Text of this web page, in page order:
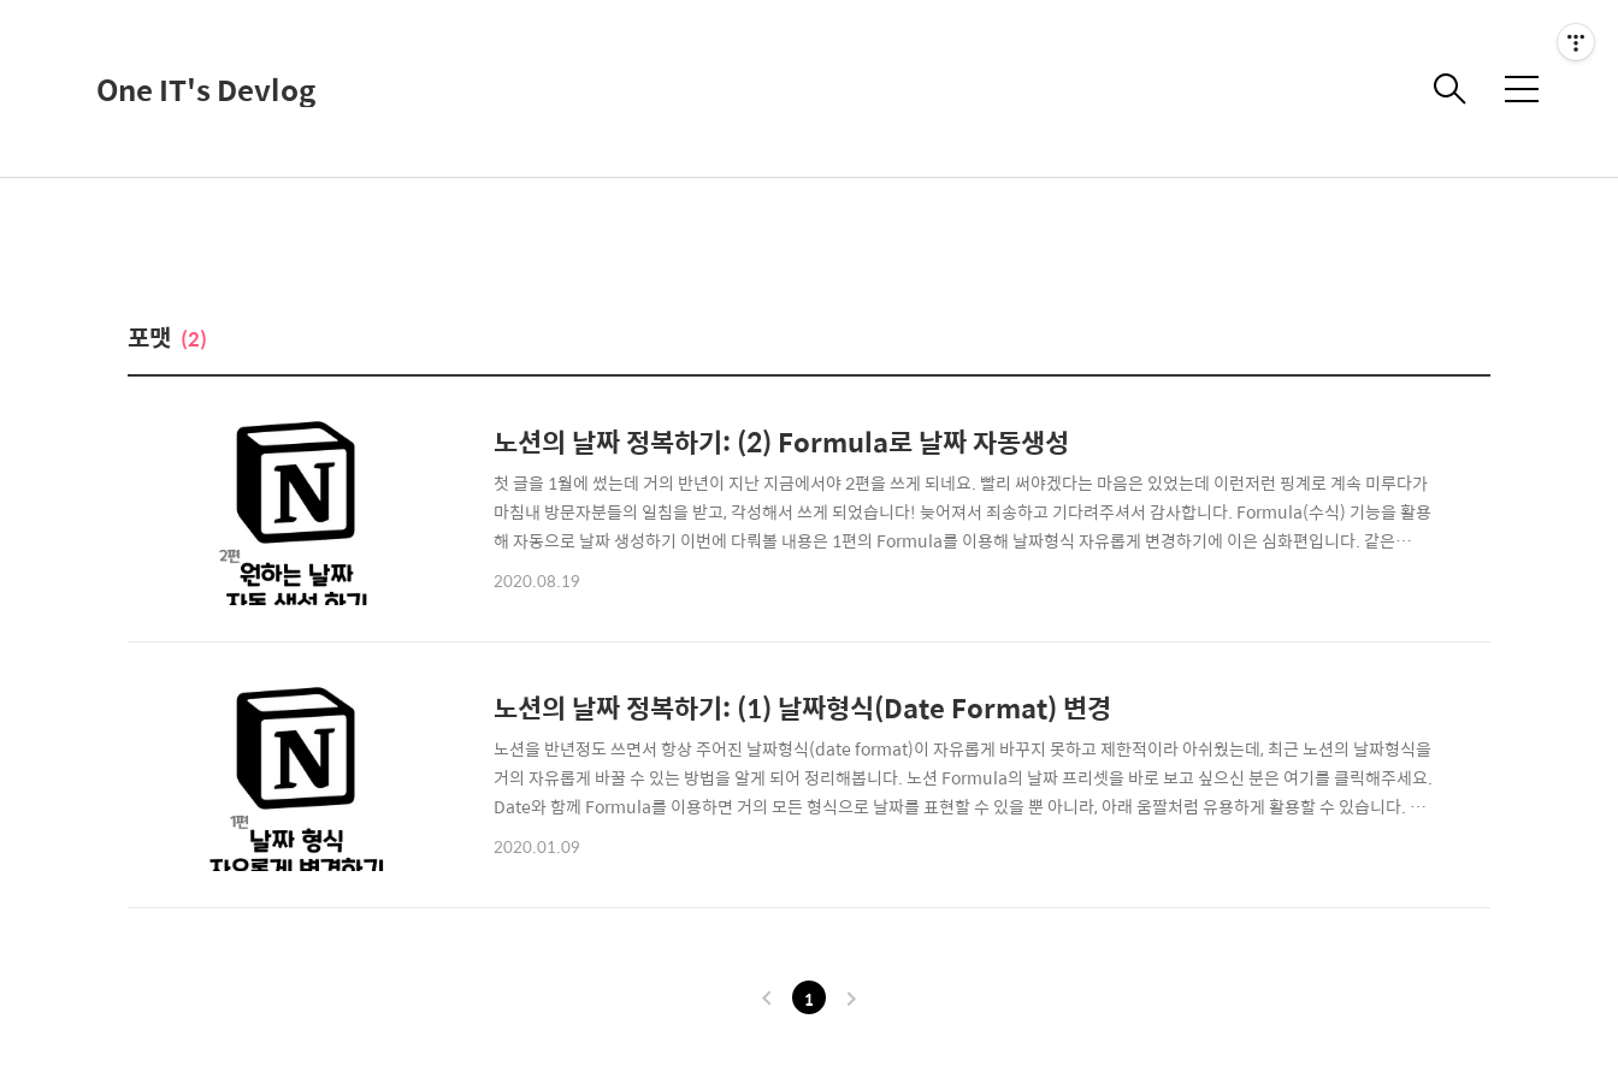
One IT's Devlog 메
포맷 (2)
노션의 날짜 정복하기: (2) Formula로 날짜 자동생성
첫 글을 1월에 썼는데 거의 반년이 지난 지금에서야 2편을 쓰게 되네요. 빨리 써야겠다는 마음은 있었는데 이런저런 핑계로 계속 미루다가
마침내 방문자분들의 일침을 받고, 각성해서 쓰게 되었습니다! 늦어져서 죄송하고 기다려주셔서 감사합니다. Formula(수식) 기능을 활용
해 자동으로 날짜 생성하기 이번에 다뤄볼 내용은 1편의 Formula를 이용해 날짜형식 자유롭게 변경하기에 이은 심화편입니다. 같은
Formula 기능을 이용해 날짜를 자동으로 생성하기예요. 쉽게 말해서 이런 걸 만들어 볼 겁니다. 왜 만들게 되었는가? 왜 만들었는지는 내
2020.08.19
노션의 날짜 정복하기: (1) 날짜형식(Date Format) 변경
노션을 반년정도 쓰면서 항상 주어진 날짜형식(date format)이 자유롭게 바꾸지 못하고 제한적이라 아쉬웠는데, 최근 노션의 날짜형식을
거의 자유롭게 바꿀 수 있는 방법을 알게 되어 정리해봅니다. 노션 Formula의 날짜 프리셋을 바로 보고 싶으신 분은 여기를 클릭해주세요.
Date와 함께 Formula를 이용하면 거의 모든 형식으로 날짜를 표현할 수 있을 뿐 아니라, 아래 움짤처럼 유용하게 활용할 수 있습니다. 자
유롭게 날짜형식 지정하기 노션의 기본 날짜 형식은 위 이미지처럼 5가지가 전부입니다. 그마저도 우리에겐 친숙하지 않거나 연도를 불필
2020.01.09
1